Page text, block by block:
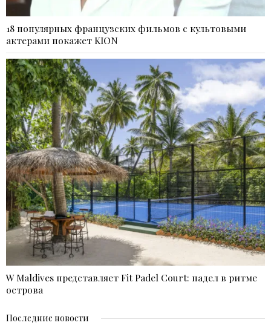
18 популярных французских фильмов с культовыми
актерами покажет KION
W Maldives представляет Fit Padel Court: падел в ритме
острова
Последние новости